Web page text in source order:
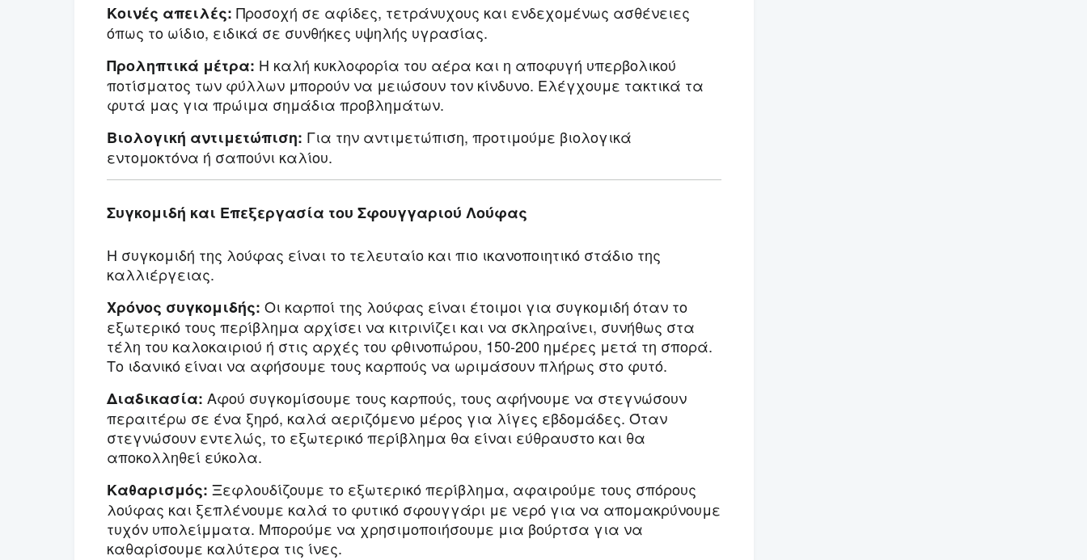
Κοινές απειλές: Προσοχή σε αφίδες, τετράνυχους και ενδεχομένως ασθένειες
όπως το ωίδιο, ειδικά σε συνθήκες υψηλής υγρασίας.
Προληπτικά μέτρα: Η καλή κυκλοφορία του αέρα και η αποφυγή υπερβολικού
ποτίσματος των φύλλων μπορούν να μειώσουν τον κίνδυνο. Ελέγχουμε τακτικά τα
φυτά μας για πρώιμα σημάδια προβλημάτων.
Βιολογική αντιμετώπιση: Για την αντιμετώπιση, προτιμούμε βιολογικά
εντομοκτόνα ή σαπούνι καλίου.
Συγκομιδή και Επεξεργασία του Σφουγγαριού Λούφας
Η συγκομιδή της λούφας είναι το τελευταίο και πιο ικανοποιητικό στάδιο της
καλλιέργειας.
Χρόνος συγκομιδής: Οι καρποί της λούφας είναι έτοιμοι για συγκομιδή όταν το
εξωτερικό τους περίβλημα αρχίσει να κιτρινίζει και να σκληραίνει, συνήθως στα
τέλη του καλοκαιριού ή στις αρχές του φθινοπώρου, 150-200 ημέρες μετά τη σπορά.
Το ιδανικό είναι να αφήσουμε τους καρπούς να ωριμάσουν πλήρως στο φυτό.
Διαδικασία: Αφού συγκομίσουμε τους καρπούς, τους αφήνουμε να στεγνώσουν
περαιτέρω σε ένα ξηρό, καλά αεριζόμενο μέρος για λίγες εβδομάδες. Όταν
στεγνώσουν εντελώς, το εξωτερικό περίβλημα θα είναι εύθραυστο και θα
αποκολληθεί εύκολα.
Καθαρισμός: Ξεφλουδίζουμε το εξωτερικό περίβλημα, αφαιρούμε τους σπόρους
λούφας και ξεπλένουμε καλά το φυτικό σφουγγάρι με νερό για να απομακρύνουμε
τυχόν υπολείμματα. Μπορούμε να χρησιμοποιήσουμε μια βούρτσα για να
καθαρίσουμε καλύτερα τις ίνες.